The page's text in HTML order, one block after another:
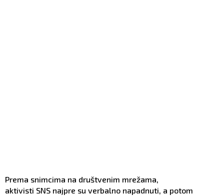
Prema snimcima na društvenim mrežama,
aktivisti SNS najpre su verbalno napadnuti, a potom